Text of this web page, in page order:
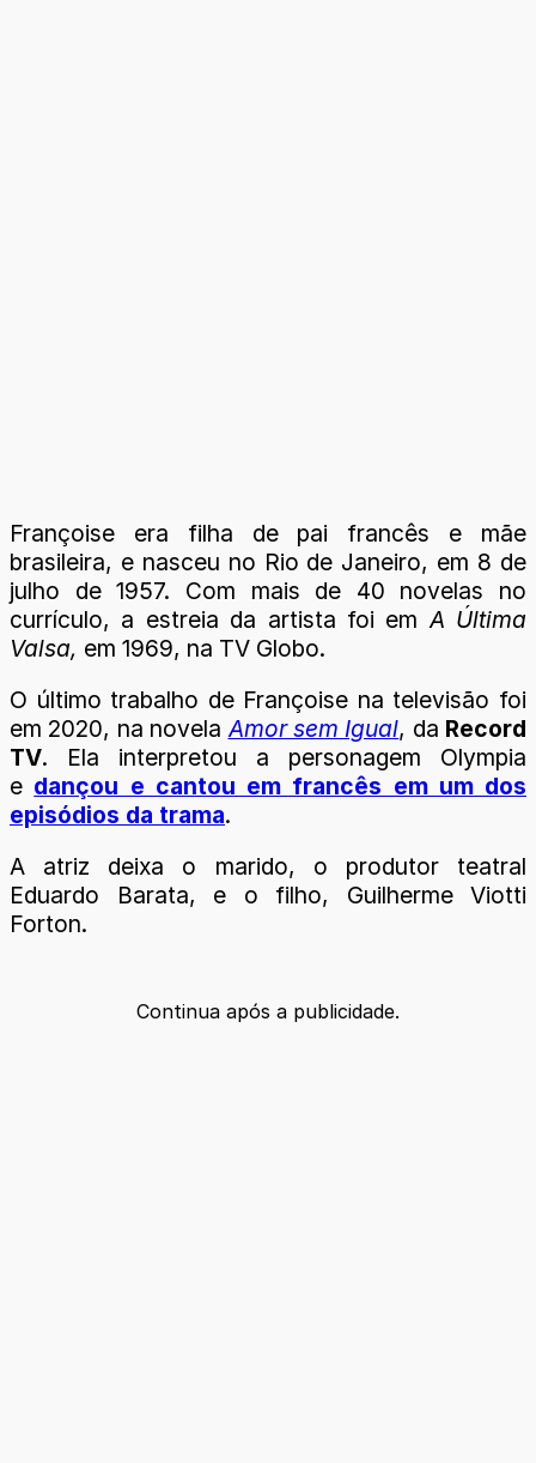
Françoise era filha de pai francês e mãe
brasileira, e nasceu no Rio de Janeiro, em 8 de
julho de 1957. Com mais de 40 novelas no
currículo, a estreia da artista foi em A Última
Valsa, em 1969, na TV Globo.
O último trabalho de Françoise na televisão foi
em 2020, na novelaAmor sem Igual, da Record
TV. Ela interpretou a personagem Olympia
e dançou e cantou em francês em um dos
episódios da trama.
A atriz deixa o marido, o produtor teatral
Eduardo Barata, e o filho, Guilherme Viotti
Forton.
Continua após a publicidade.